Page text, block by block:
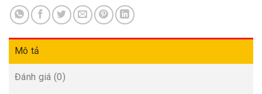
Mô tả
Đánh giá (0)